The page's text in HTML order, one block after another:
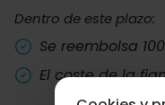
Dentro de este plazo:
Se reembolsa
El coste de la